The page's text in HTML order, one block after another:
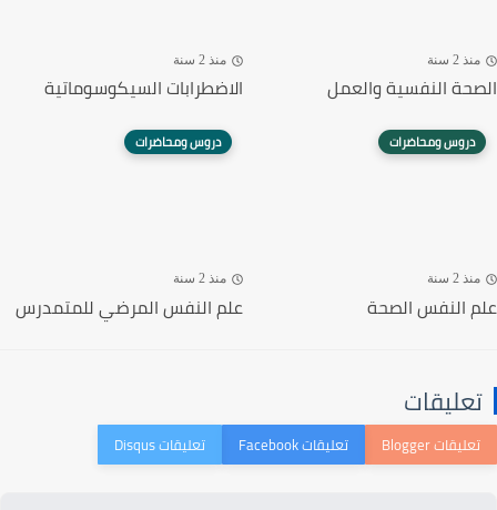
منذ 2 سنة
الصحة النفسية والعمل
منذ 2 سنة
الاضطرابات السيكوسوماتية
دروس ومحاضرات
منذ 2 سنة
علم النفس الصحة
دروس ومحاضرات
منذ 2 سنة
علم النفس المرضي للمتمدرس
تعليقات